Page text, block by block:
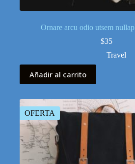
Ornare arcu odio utsem
$35
Travel
Añadir al carrito
OFERTA